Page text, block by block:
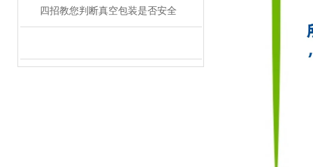
四招教您判断真空包装是否安全